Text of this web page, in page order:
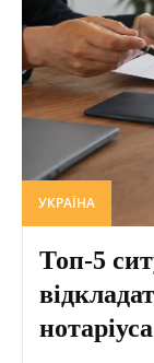
УКРАЇНА
Топ-5
нотаріуса